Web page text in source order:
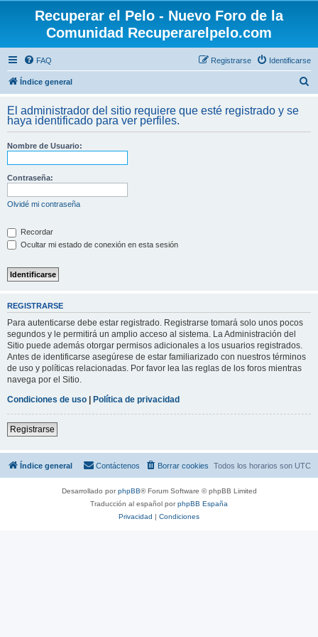
Recuperar el Pelo - Nuevo Foro de la
Comunidad Recuperarelpelo.com
FAQ Identificarse
Registrarse
Índice general
c
El administrador del sitio requiere que esté registrado y se
haya identificado para ver perfiles.
Nombre de Usuario:
Contraseña:
Olvidé mi contraseña
Recordar
Ocultar mi estado de conexión en esta sesión
REGISTRARSE
Para autenticarse debe estar registrado. Registrarse tomará solo unos pocos
segundos y le permitirá un amplio acceso al sistema. La Administración del
Sitio puede además otorgar permisos adicionales a los usuarios registrados.
Antes de identificarse asegúrese de estar familiarizado con nuestros términos
de uso y políticas relacionadas. Por favor lea las reglas de los foros mientras
navega por el Sitio.
Condiciones de uso | Política de privacidad
Registrarse
Índice general Todos los horarios son UTC
Borrar cookies
Contáctenos
Desarrollado porphpBB® Forum Software © phpBB Limited
Traducción al español porphpBB España
Privacidad | Condiciones